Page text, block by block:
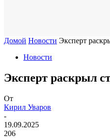
Домой Новости Эксперт
Новости
Эксперт раскрыл
От
Кирил Уваров
-
19.09.2025
206